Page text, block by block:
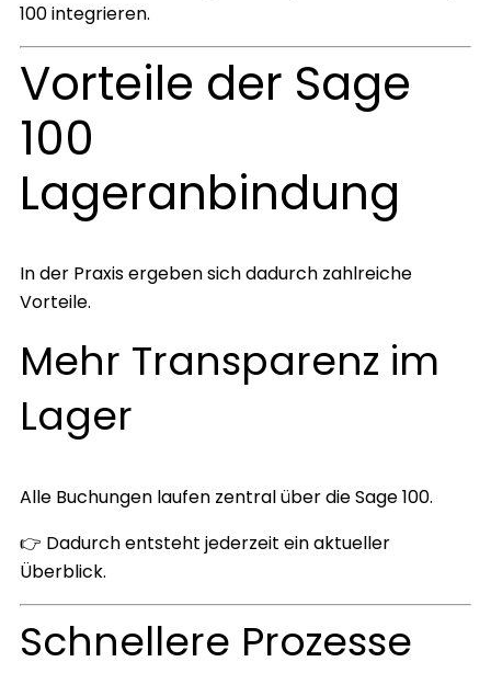
100 integrieren.
Vorteile der Sage
100
Lageranbindung
In der Praxis ergeben sich dadurch zahlreiche
Vorteile.
Mehr Transparenz im
Lager
Alle Buchungen laufen zentral über die Sage 100.
👉 Dadurch entsteht jederzeit ein aktueller
Überblick.
Schnellere Prozesse